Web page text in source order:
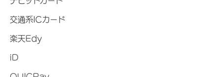
交通系ICカード
楽天Edy
iD